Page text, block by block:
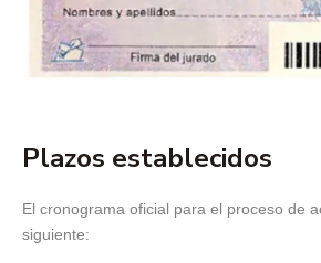
Plazos establecidos
El cronograma oficial para el proceso de
siguiente: